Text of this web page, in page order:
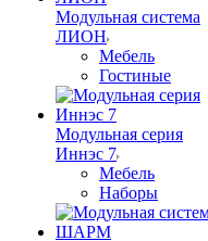
Модульная система
ЛИОН
Мебель
Гостиные
Модульная серия
Иннэс 7
Мебель
Наборы